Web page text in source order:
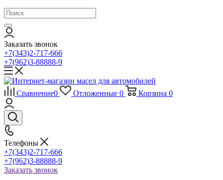
Заказать звонок
+7(343)2-717-666
+7(962)3-88888-9
Сравнение0 Отложенные 0 Корзина 0
Телефоны
+7(343)2-717-666
+7(962)3-88888-9
Заказать звонок